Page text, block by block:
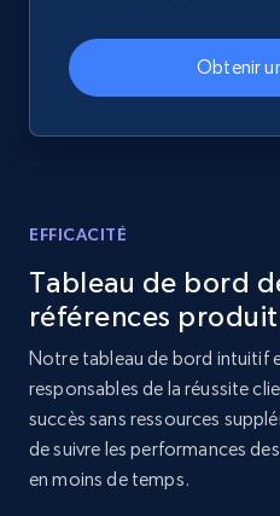
353+
specific category URL
Sku, Product id, Product
and more.
2.1K+ 353+
Obtenir
EFFICACITÉ
Tableau de bord
références
Notre tableau de bord intuitif
responsables de la réussite
succès sans ressources
de suivre les performances
en moins de temps.